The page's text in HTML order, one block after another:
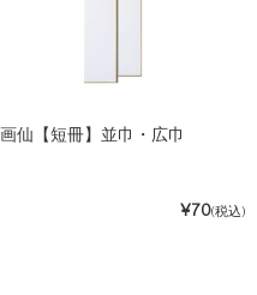
画仙【短冊】並巾・広巾
¥70(税込)